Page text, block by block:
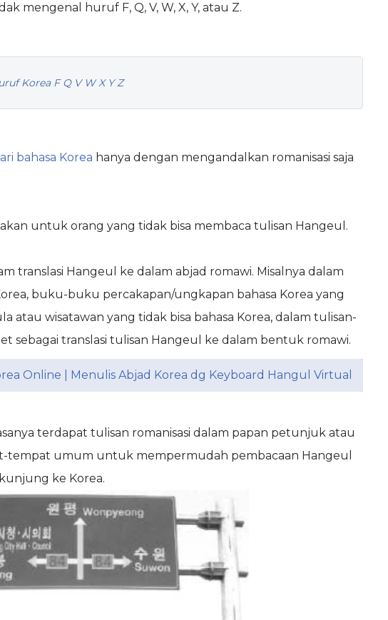
mengenal huruf F, Q, V, W, X, Y, atau Z.
Korea F Q V W X Y Z
bahasa Korea hanya dengan mengandalkan romanisasi saja
untuk orang yang tidak bisa membaca tulisan Hangeul.
translasi Hangeul ke dalam abjad romawi. Misalnya dalam
buku-buku percakapan/ungkapan bahasa Korea yang
atau wisatawan yang tidak bisa bahasa Korea, dalam tulisan-
sebagai translasi tulisan Hangeul ke dalam bentuk romawi.
Online | Menulis Abjad Korea dg Keyboard Hangul Virtual
terdapat tulisan romanisasi dalam papan petunjuk atau
tempat umum untuk mempermudah pembacaan Hangeul
ke Korea.